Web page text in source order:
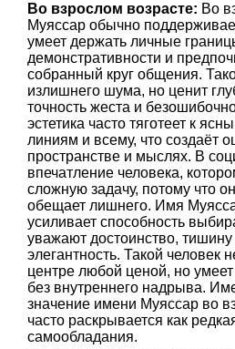
Во взрослом возрасте: Во
Муяссар обычно
умеет держать личные
демонстративности и
собранный круг общения.
излишнего шума, но ценит
точность жеста и
эстетика часто тяготеет к
линиям и всему, что создаёт
пространстве и мыслях. В
впечатление человека,
сложную задачу, потому что
обещает лишнего. Имя
усиливает способность
уважают достоинство,
элегантность. Такой человек
центре любой ценой, но
без внутреннего надрыва.
значение имени Муяссар во
часто раскрывается как
самообладания.